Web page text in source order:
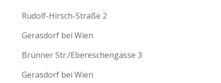
Rudolf-Hirsch-Straße 2
Gerasdorf bei Wien
Brünner Str./Ebereschengasse 3
Gerasdorf bei Wien